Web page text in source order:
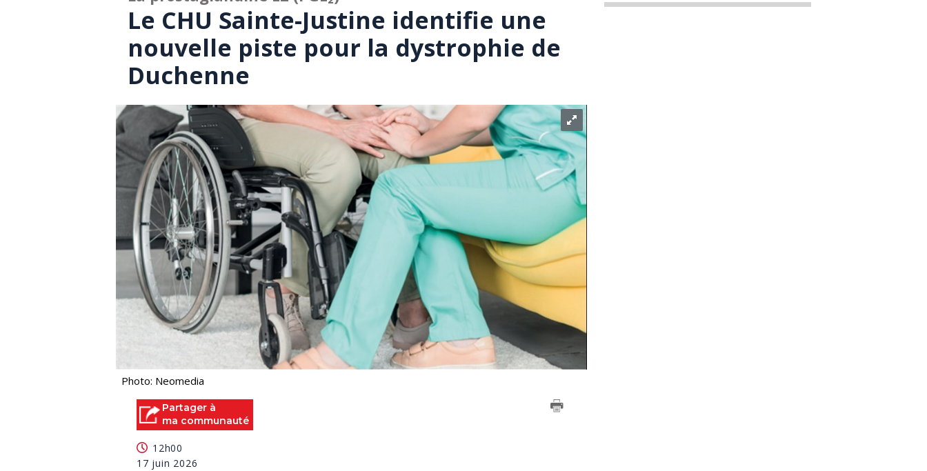
Le CHU Sainte-Justine identifie une
nouvelle piste pour la dystrophie de
Duchenne
Photo: Neomedia
Partager à
ma communauté
12h00
17 juin 2026